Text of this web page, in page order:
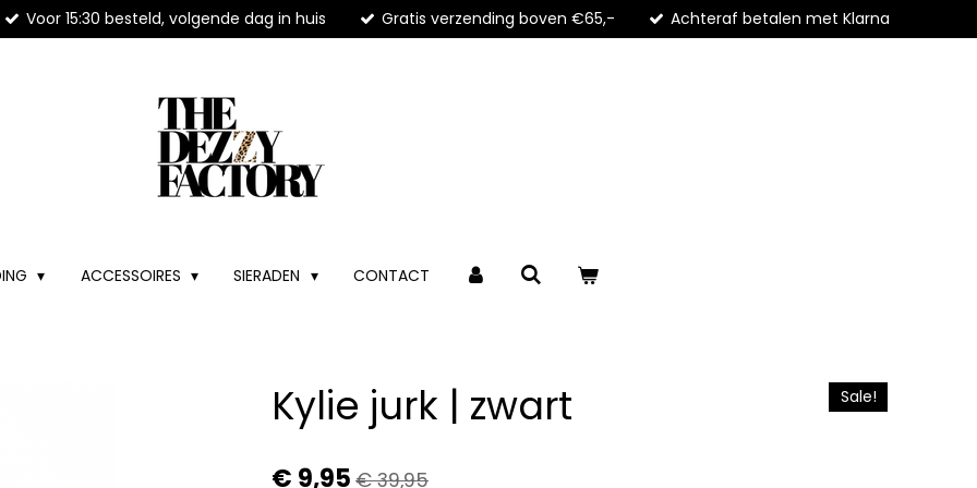
Voor 15:30 besteld, volgende dag in huis Gratis verzending boven €65,- Achteraf betalen met Klarna
ACCESSOIRES SIERADEN CONTACT
Kylie jurk | zwart Sale!
€ 9,95 € 39,95